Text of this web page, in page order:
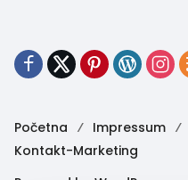
Početna Impressum
Kontakt-Marketing